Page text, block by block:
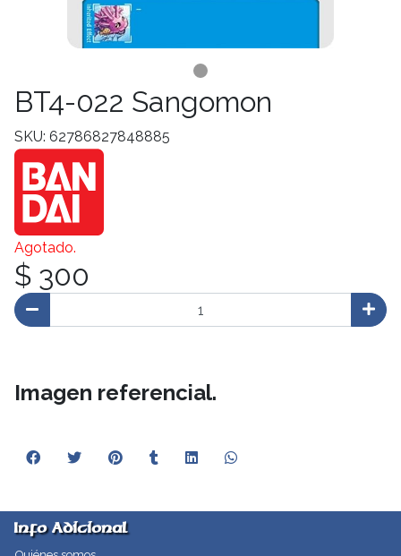
BT4-022 Sangomon
SKU: 62786827848885
Agotado.
$ 300
Imagen referencial.
Info Adicional